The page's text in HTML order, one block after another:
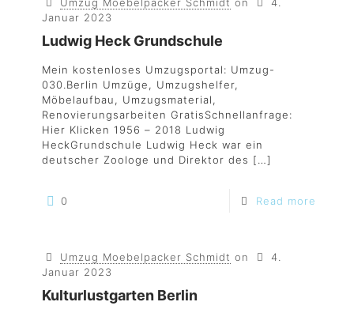
Januar 2023
Ludwig Heck Grundschule
Mein kostenloses Umzugsportal: Umzug-
030.Berlin Umzüge, Umzugshelfer,
Möbelaufbau, Umzugsmaterial,
Renovierungsarbeiten GratisSchnellanfrage:
Hier Klicken 1956 – 2018 Ludwig
HeckGrundschule Ludwig Heck war ein
deutscher Zoologe und Direktor des […]
0 Read more
Umzug Moebelpacker Schmidt on
4.
Januar 2023
Kulturlustgarten Berlin